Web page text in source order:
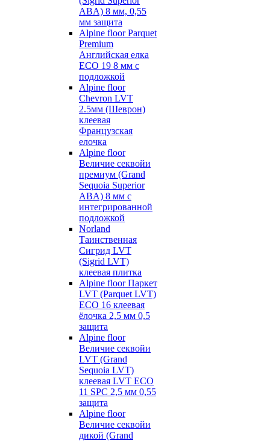
ABA) 8 мм, 0,55
мм защита
Alpine floor Parquet
Premium
Английская елка
ECO 19 8 мм с
подложкой
Alpine floor
Chevron LVT
2.5мм (Шеврон)
клеевая
Французская
елочка
Alpine floor
Величие секвойи
премиум (Grand
Sequoia Superior
ABA) 8 мм с
интегрированной
подложкой
Norland
Таинственная
Сигрид LVT
(Sigrid LVT)
клеевая плитка
Alpine floor Паркет
LVT (Parquet LVT)
ECO 16 клеевая
ёлочка 2,5 мм 0,5
защита
Alpine floor
Величие секвойи
LVT (Grand
Sequoia LVT)
клеевая LVT ECO
11 SPC 2,5 мм 0,55
защита
Alpine floor
Величие секвойи
дикой (Grand